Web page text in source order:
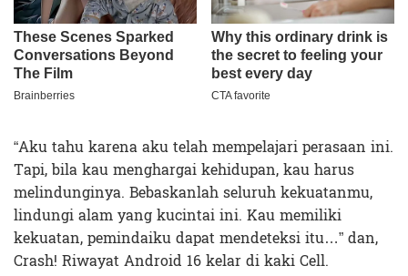
“Aku tahu karena aku telah mempelajari perasaan ini.
Tapi, bila kau menghargai kehidupan, kau harus
melindunginya. Bebaskanlah seluruh kekuatanmu,
lindungi alam yang kucintai ini. Kau memiliki
kekuatan, pemindaiku dapat mendeteksi itu…” dan,
Crash! Riwayat Android 16 kelar di kaki Cell.